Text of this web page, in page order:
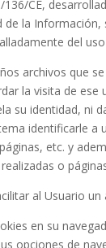
CE,
de la
del
archivos que
la visita de
su identidad, ni
identificarle
etc. y
o
al Usuario
en su
opciones de